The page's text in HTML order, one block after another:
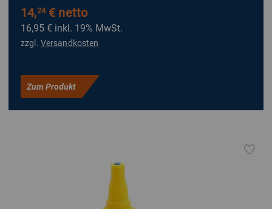
14,24€ netto
16,95 € inkl. 19% MwSt.
zzgl. Versandkosten
Zum Produkt